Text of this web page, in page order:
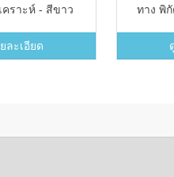
คราะห์ - สีขาว
ละเอียด
ทาง พิ